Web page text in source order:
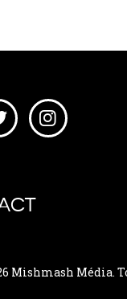
Mishmash Média.